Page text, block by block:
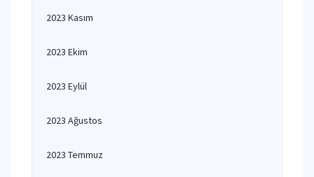
2023 Kasım
2023 Ekim
2023 Eylül
2023 Ağustos
2023 Temmuz